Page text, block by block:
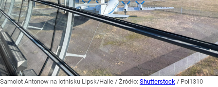
Samolot Antonow na lotnisku Lipsk/Halle / Źródło: Shutterstock / Pol1310